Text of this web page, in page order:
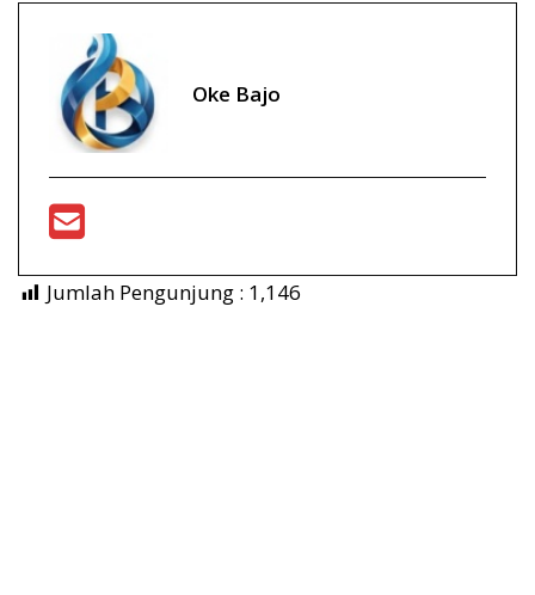
Oke Bajo
Jumlah Pengunjung : 1,146